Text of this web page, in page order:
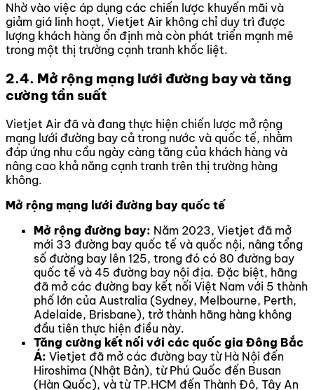
Nhờ vào việc áp dụng các chiến lược khuyến mãi và
giảm giá linh hoạt, Vietjet Air không chỉ duy trì được
lượng khách hàng ổn định mà còn phát triển mạnh mẽ
trong một thị trường cạnh tranh khốc liệt.
2.4. Mở rộng mạng lưới đường bay và tăng
cường tần suất
Vietjet Air đã và đang thực hiện chiến lược mở rộng
mạng lưới đường bay cả trong nước và quốc tế, nhằm
đáp ứng nhu cầu ngày càng tăng của khách hàng và
nâng cao khả năng cạnh tranh trên thị trường hàng
không.
Mở rộng mạng lưới đường bay quốc tế
Mở rộng đường bay: Năm 2023, Vietjet đã mở
mới 33 đường bay quốc tế và quốc nội, nâng tổng
số đường bay lên 125, trong đó có 80 đường bay
quốc tế và 45 đường bay nội địa. Đặc biệt, hãng
đã mở các đường bay kết nối Việt Nam với 5 thành
phố lớn của Australia (Sydney, Melbourne, Perth,
Adelaide, Brisbane), trở thành hãng hàng không
đầu tiên thực hiện điều này.
Tăng cường kết nối với các quốc gia Đông Bắc
Á: Vietjet đã mở các đường bay từ Hà Nội đến
Hiroshima (Nhật Bản), từ Phú Quốc đến Busan
(Hàn Quốc), và từ TP.HCM đến Thành Đô, Tây An